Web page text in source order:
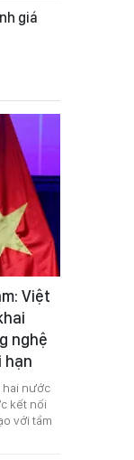
giá
Việt
nghệ
hạn
hai nước
kết nối
với tầm